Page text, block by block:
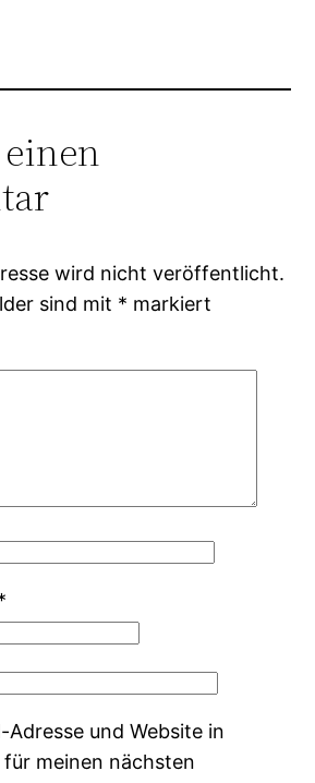
wird nicht veröffentlicht.
sind mit * markiert
Adresse und Website in
meinen nächsten